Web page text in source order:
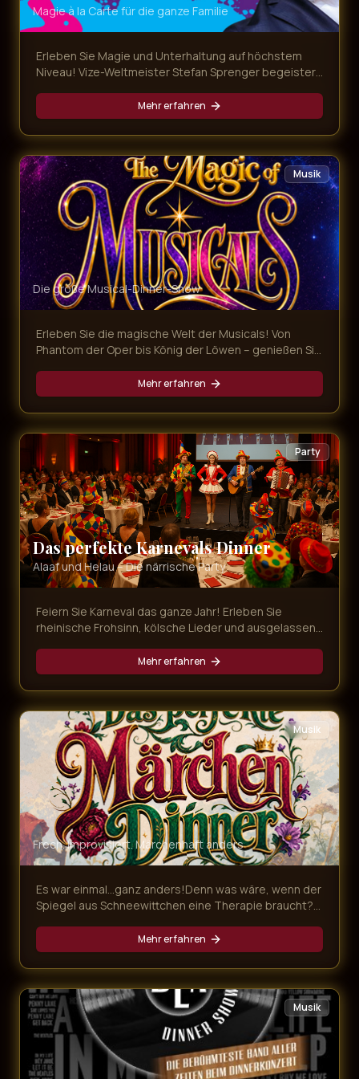
Magie à la Carte für die ganze Familie
Erleben Sie Magie und Unterhaltung auf höchstem
Niveau! Vize-Weltmeister Stefan Sprenger begeistert
magischen Überraschungen – begleitet von einem
köstlichen Mehr-Gänge-Menü.
Mehr erfahren
Musik
Die große Musical-Dinner-Show
Erleben Sie die magische Welt der Musicals! Von
Phantom der Oper bis König der Löwen – genießen Sie
dargeboten von erstklassigen Künstlern.
Mehr erfahren
Party
Das perfekte Karnevals Dinner
Alaaf und Helau – Die närrische Party
Feiern Sie Karneval das ganze Jahr! Erleben Sie
rheinische Frohsinn, kölsche Lieder und ausgelassene
mit leckerem Menü.Mehr erfahren
Musik
Frech. Improvisiert. Märchenhaft anders
Es war einmal…ganz anders!Denn was wäre, wenn der
Spiegel aus Schneewittchen eine Therapie braucht?
geraten drei berühmte Grimms-Geschichten gewaltig
ins Wanken. Dr. Rumpelstilzchen behandelt
sprechende Spiegel, das „tapfere“ Schneiderlein ist
ein Hasenfuß und die Gäste schlüpfen in zahllose,
märchenhafte Rollen. Das Ensemble sorgt mit Witz,
Improvisation und Mitmach-Charme für ein Erdbeben
des Zwerchfells – und ein Erlebnis jenseits von „es
war einmal…“!
Mehr erfahren
Musik